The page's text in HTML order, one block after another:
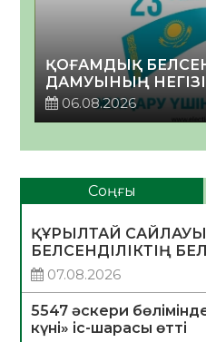
ҚОҒАМДЫҚ
ДАМУЫНЫҢ НЕГІЗІ
06.08.2026
Соңғы
ҚҰРЫЛТАЙ САЙЛАУЫ
БЕЛСЕНДІЛІКТІҢ
07.08.2026
5547 әскери
күні» іс-шарасы өтті